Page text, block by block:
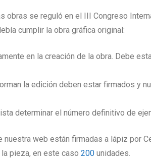
obras se reguló en el III Congreso
cumplir la obra gráfica original:
en la creación de la obra. Debe
la edición deben estar firmados y
determinar el número definitivo de
web están firmadas a lápiz por
pieza, en este caso 200 unidades.